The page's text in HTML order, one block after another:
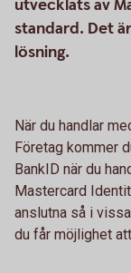
utvecklats av
standard. Det
lösning.
När du handlar
Företag kommer
BankID när du
Mastercard
anslutna så i
du får möjlighet